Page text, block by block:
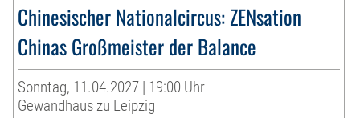
Chinesischer Nationalcircus: ZENsation
Chinas Großmeister der Balance
Sonntag, 11.04.2027 | 19:00 Uhr
Gewandhaus zu Leipzig